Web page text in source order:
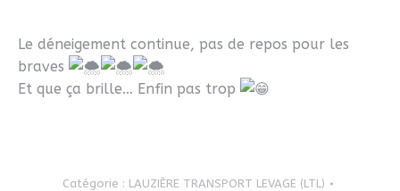
Le déneigement continue, pas de repos pour les
braves
Et que ça brille… Enfin pas trop
Catégorie : LAUZIÈRE TRANSPORT LEVAGE (LTL)